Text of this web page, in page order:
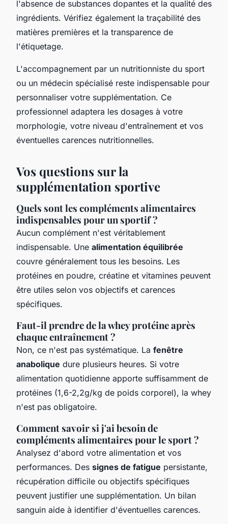
l'absence de substances dopantes et la qualité des
ingrédients. Vérifiez également la traçabilité des
matières premières et la transparence de
l'étiquetage.
L'accompagnement par un nutritionniste du sport
ou un médecin spécialisé reste indispensable pour
personnaliser votre supplémentation. Ce
professionnel adaptera les dosages à votre
morphologie, votre niveau d'entraînement et vos
éventuelles carences nutritionnelles.
Vos questions sur la
supplémentation sportive
Quels sont les compléments alimentaires
indispensables pour un sportif ?
Aucun complément n'est véritablement
indispensable. Une alimentation équilibrée
couvre généralement tous les besoins. Les
protéines en poudre, créatine et vitamines peuvent
être utiles selon vos objectifs et carences
spécifiques.
Faut-il prendre de la whey protéine après
chaque entraînement ?
Non, ce n'est pas systématique. La fenêtre
anabolique dure plusieurs heures. Si votre
alimentation quotidienne apporte suffisamment de
protéines (1,6-2,2g/kg de poids corporel), la whey
n'est pas obligatoire.
Comment savoir si j'ai besoin de
compléments alimentaires pour le sport ?
Analysez d'abord votre alimentation et vos
performances. Des signes de fatigue persistante,
récupération difficile ou objectifs spécifiques
peuvent justifier une supplémentation. Un bilan
sanguin aide à identifier d'éventuelles carences.